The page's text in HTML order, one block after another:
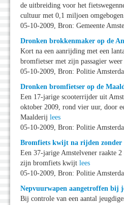
de uitbreiding voor het
cultuur met 0,1 miljoen
05-10-2009, Bron: Gemeente
Dronken brokkenmaker op de
Kort na een aanrijding met een
bromfietser met zijn passagier
05-10-2009, Bron: Politie
Dronken bromfietser op de
Een 17-jarige scooterrijder uit
oktober 2009, rond vier uur, door
Maalderij lees
05-10-2009, Bron: Politie
Bromfiets kwijt na rijden
Een 37-jarige Amstelvener raakte
zijn bromfiets kwijt lees
05-10-2009, Bron: Politie
Nepvuurwapen aangetroffen bij
Bij controle van een aantal